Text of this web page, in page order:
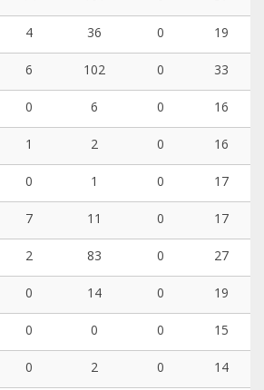
4 36 0
19
6 102 0
33
0 6 0
16
1 2 0
16
0 1 0
17
7 11 0
17
2 83 0
27
0 14 0
19
0 0 0
15
0 2 0
14